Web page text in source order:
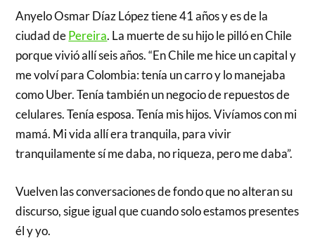
Anyelo Osmar Díaz López tiene 41 años y es de la
ciudad dePereira. La muerte de su hijo le pilló en Chile
porque vivió allí seis años. “En Chile me hice un capital y
me volví para Colombia: tenía un carro y lo manejaba
como Uber. Tenía también un negocio de repuestos de
celulares. Tenía esposa. Tenía mis hijos. Vivíamos con mi
mamá. Mi vida allí era tranquila, para vivir
tranquilamente sí me daba, no riqueza, pero me daba”.
Vuelven las conversaciones de fondo que no alteran su
discurso, sigue igual que cuando solo estamos presentes
él y yo.